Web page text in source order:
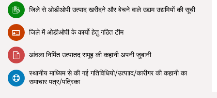
जिले से ओडीओपी उत्पाद खरीदने और बेचने वाले उद्यम उद्यमियों की सूची
जिले में ओडीओपी के कार्यो हेतु गठित टीम
आंवला निर्मित उत्पातद समूह की कहानी अपनी जुबानी
स्थानीय माध्यिम से की गई गतिविधियो/उत्पााद/कारीगर की कहानी का
समाचार पत्र/पत्रिका